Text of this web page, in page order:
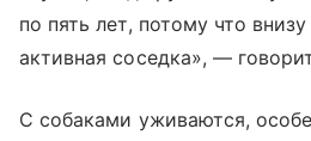
по пять лет, потому что
активная соседка», —
С собаками уживаются,